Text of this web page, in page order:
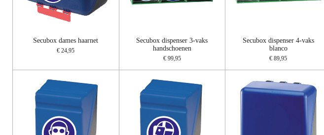
Secubox dames haarnet
€ 24,95
Secubox dispenser 3-vaks
handschoenen
€ 99,95
Secubox dispenser 4-vaks
blanco
€ 89,95